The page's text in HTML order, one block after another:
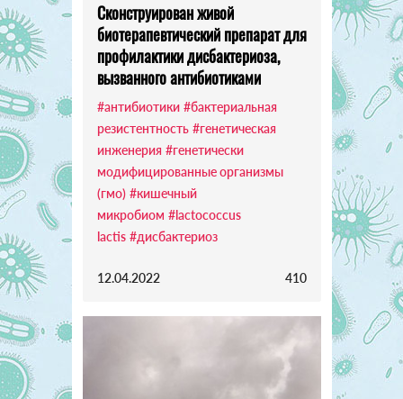
Сконструирован живой
биотерапевтический препарат для
профилактики дисбактериоза,
вызванного антибиотиками
#антибиотики #бактериальная
резистентность #генетическая
инженерия #генетически
модифицированные организмы
(гмо) #кишечный
микробиом #lactococcus
lactis #дисбактериоз
12.04.2022 410